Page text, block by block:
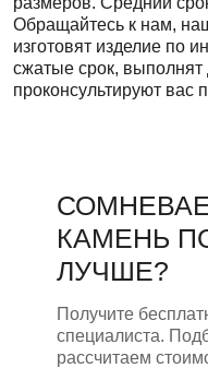
Обращайтесь к нам,
изготовят изделие по
сжатые срок, выполнят
проконсультируют
КАМЕНЬ
ЛУЧШЕ?
Получите
специалиста.
рассчитаем